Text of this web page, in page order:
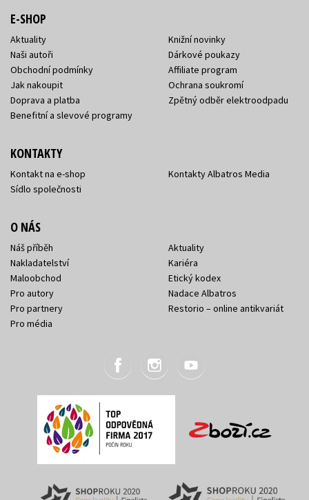
E-SHOP
Aktuality
Naši autoři
Obchodní podmínky
Jak nakoupit
Doprava a platba
Benefitní a slevové programy
Knižní novinky
Dárkové poukazy
Affiliate program
Ochrana soukromí
Zpětný odběr elektroodpadu
KONTAKTY
Kontakt na e-shop
Sídlo společnosti
Kontakty Albatros Media
O NÁS
Náš příběh
Nakladatelství
Maloobchod
Pro autory
Pro partnery
Pro média
Aktuality
Kariéra
Etický kodex
Nadace Albatros
Restorio – online antikvariát